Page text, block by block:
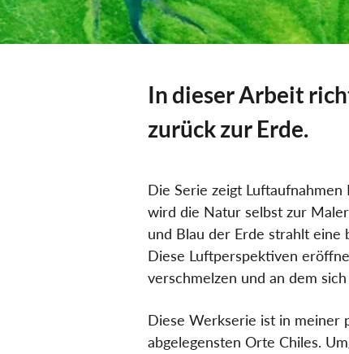
In dieser Arbeit
zurück zur Erde.
Die Serie zeigt
wird die Natur selbst zur
und Blau der Erde strahlt eine
Diese Luftperspektiven
verschmelzen und an dem
Diese Werkserie ist in meiner
abgelegensten Orte Chiles.